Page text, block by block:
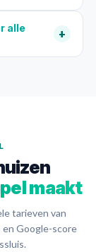
alle
+
maakt
tarieven van
en Google-score